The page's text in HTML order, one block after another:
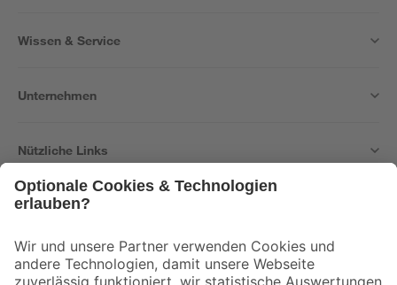
Wissen & Service
Unternehmen
Nützliche Links
Der toom Newsletter: Keine Angebote und Aktionen mehr verpassen!